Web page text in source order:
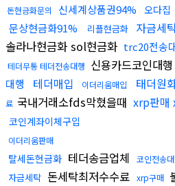
돈현금화문의 신세계상품권94% 오다집
문상현금화91% 리플현금화 자금세
솔라나현금화 sol현금화 trc20전송
테더무통 테더전송대행 신용카드코인대행
대행
테더매입 이더리움매입 태더원
료 국내거래소fds막혔을때 xrp판매
코인계좌이체구입
이더리움판매
탈세돈현금화 테더송금업체 코인전송
자금세탁 돈세탁최저수수료 xrp구매